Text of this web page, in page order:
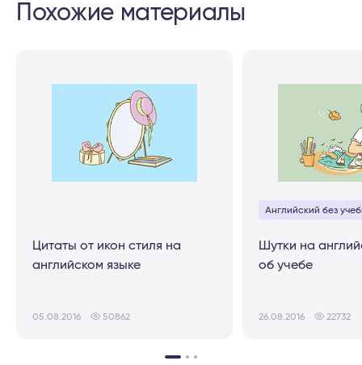
Похожие материалы
Цитаты от икон стиля на
английском языке
05.08.2016 50862
Английский без
Шутки на
об учебе
26.08.2016 22732